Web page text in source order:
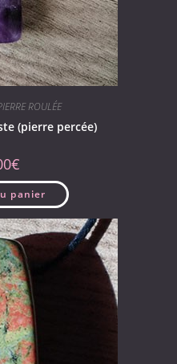
ROULÉE
(pierre percée)
€
panier